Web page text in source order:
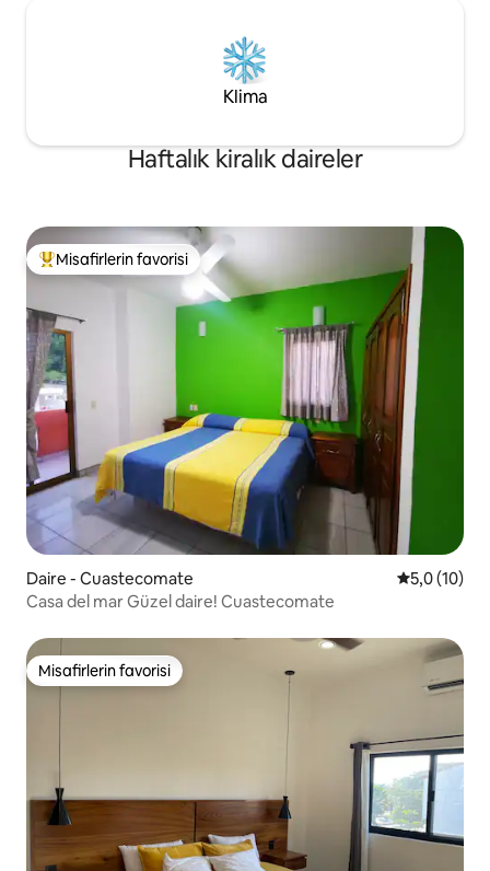
Klima
Haftalık kiralık daireler
Misafirlerin favorilerinden en beğenilenler arasında
Misafirlerin favorisi
Daire - Cuastecomate 55,0 (10)
Casa del mar Güzel daire! Cuastecomate
Misafirlerin favorisi
Misafirlerin favorisi